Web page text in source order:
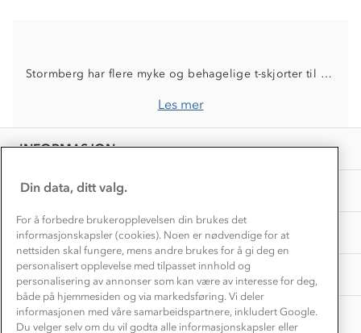
Stormberg har flere myke og behagelige t-skjorter til dame. Om du skal slappe av, trene, på tur eller kle deg til litt mer formelle anledninger har vi t-skjorten for deg. Kolleksjonen vår varierer fra singleter, piqueskjorter, kompresjon t-skjorter samt t-skjorter til hverdagsbruk. Våre størrelser varierer fra XS til 5XL
Les mer
INFORMASJON
Våre butikker
Bedrift, barnehage og SFO
Presse
OM OSS
Materialer
Samarbeide med oss?
TIPS OG RÅD
Store størrelser
Turmat oppskrifter
Beredskap
AKTIVITETER
Norgesferie 🇳🇴
Få turinspirasjon og tips her⛰
Overnatte utendørs⛺
Leirskole 🥾
Barnehageansatt
Tips til hyttetur
Din data, ditt valg.
For å forbedre brukeropplevelsen din brukes det
informasjonskapsler (cookies). Noen er nødvendige for at
nettsiden skal fungere, mens andre brukes for å gi deg en
personalisert opplevelse med tilpasset innhold og
personalisering av annonser som kan være av interesse for deg,
både på hjemmesiden og via markedsføring. Vi deler
informasjonen med våre samarbeidspartnere, inkludert Google.
Du velger selv om du vil godta alle informasjonskapsler eller